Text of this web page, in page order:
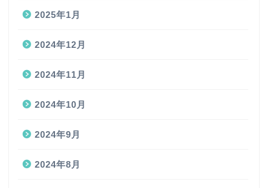
2025年1月
2024年12月
2024年11月
2024年10月
2024年9月
2024年8月